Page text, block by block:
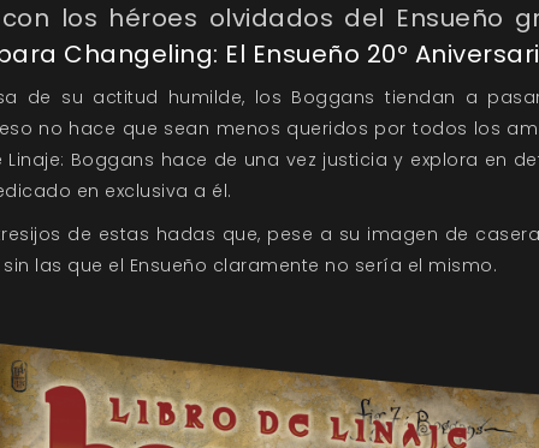
los héroes olvidados del Ensueño
Changeling: El Ensueño 20º
de su actitud humilde, los Boggans tiendan a
no hace que sean menos queridos por todos los
Linaje: Boggans hace de una vez justicia y explora en
en exclusiva a él.
de estas hadas que, pese a su imagen de
las que el Ensueño claramente no sería el mismo.